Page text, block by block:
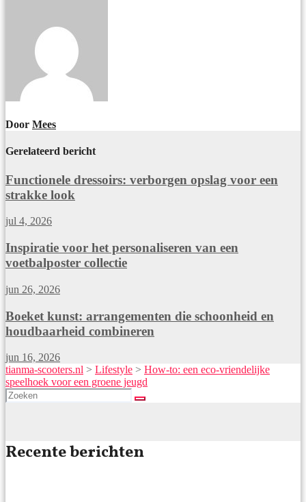
Door Mees
Gerelateerd bericht
Functionele dressoirs: verborgen opslag voor een
strakke look
jul 4, 2026
Inspiratie voor het personaliseren van een
voetbalposter collectie
jun 26, 2026
Boeket kunst: arrangementen die schoonheid en
houdbaarheid combineren
jun 16, 2026
tianma-scooters.nl > Lifestyle > How-to: een eco-vriendelijke
speelhoek voor een groene jeugd
Recente berichten